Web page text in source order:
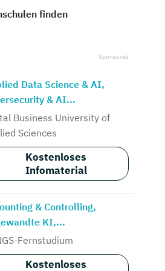
finden
Data Science & AI,
& AI...
Business University of
Sciences
Kostenloses
Infomaterial
& Controlling,
KI,...
Fernstudium
Kostenloses